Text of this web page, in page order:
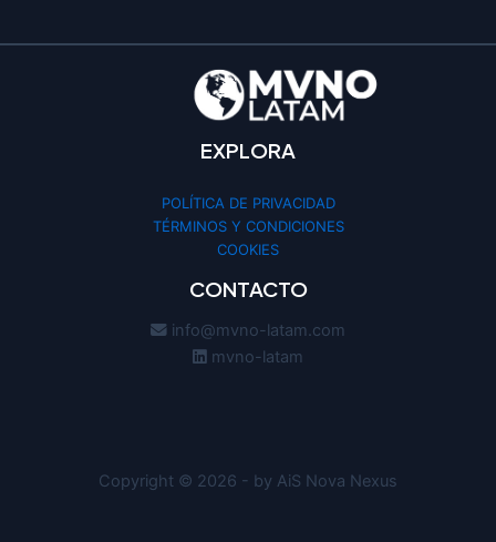
EXPLORA
POLÍTICA DE PRIVACIDAD
TÉRMINOS Y CONDICIONES
COOKIES
CONTACTO
info@mvno-latam.com
mvno-latam
Copyright © 2026 - by AiS Nova Nexus